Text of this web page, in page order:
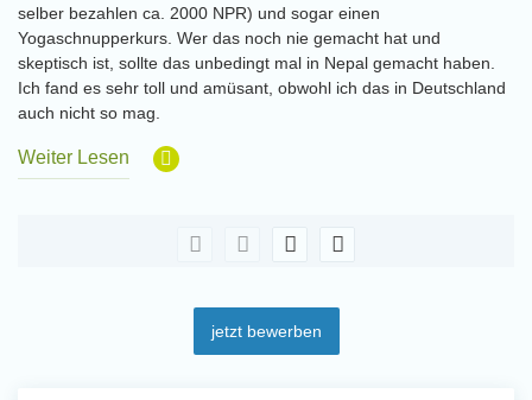
selber bezahlen ca. 2000 NPR) und sogar einen
Yogaschnupperkurs. Wer das noch nie gemacht hat und
skeptisch ist, sollte das unbedingt mal in Nepal gemacht haben.
Ich fand es sehr toll und amüsant, obwohl ich das in Deutschland
auch nicht so mag.
Weiter Lesen
jetzt bewerben